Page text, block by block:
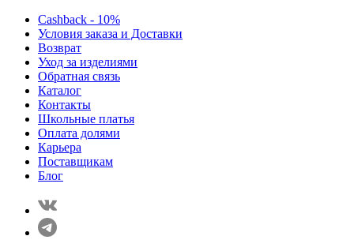
Cashback - 10%
Условия заказа и Доставки
Возврат
Уход за изделиями
Обратная связь
Каталог
Контакты
Школьные платья
Оплата долями
Карьера
Поставщикам
Блог